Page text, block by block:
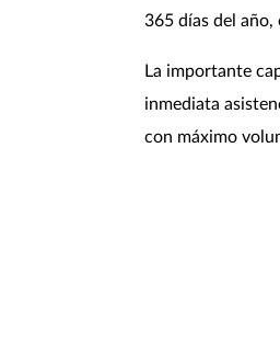
365 días del año,
La importante
inmediata
con máximo